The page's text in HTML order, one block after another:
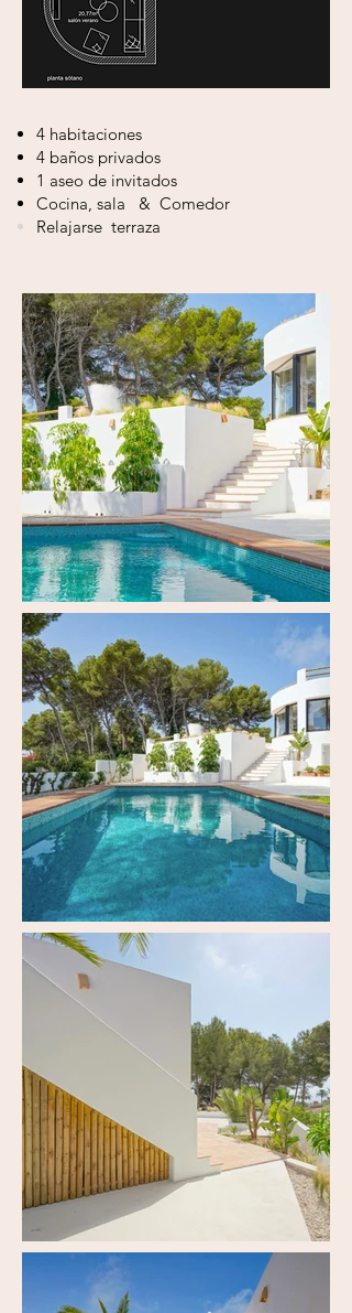
4 habitaciones
4 baños privados
1 aseo de invitados
Cocina, sala
& Comedor
Relajarse terraza